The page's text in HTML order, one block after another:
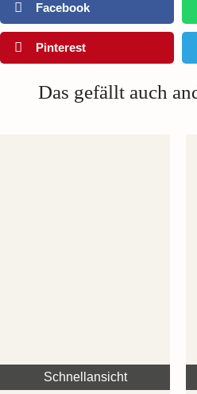
Facebook
Pinterest
Das gefällt auch
Schnellansicht